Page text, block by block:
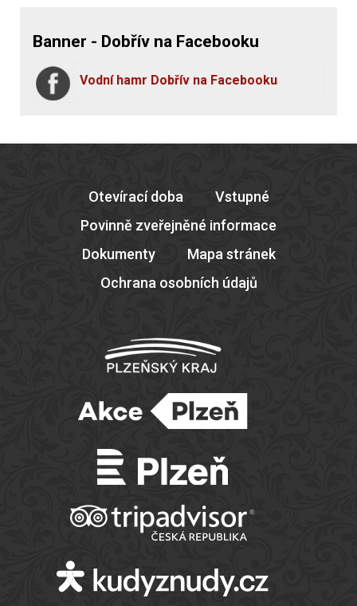
Banner - Dobřív na Facebooku
Vodní hamr Dobřív na Facebooku
Otevírací doba
Vstupné
Povinně zveřejněné informace
Dokumenty
Mapa stránek
Ochrana osobních údajů